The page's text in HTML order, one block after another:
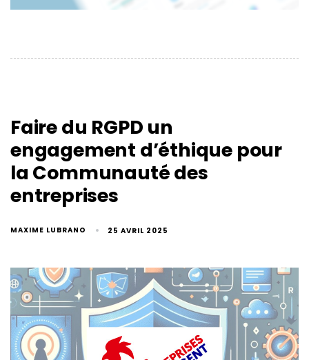
Faire du RGPD un
engagement d’éthique pour
la Communauté des
entreprises
MAXIME LUBRANO 25 AVRIL 2025